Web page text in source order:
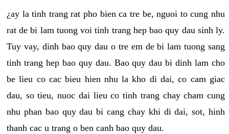
¿ay la tinh trang rat pho bien ca tre be, nguoi to cung nhu
rat de bi lam tuong voi tinh trang hep bao quy dau sinh ly.
Tuy vay, dinh bao quy dau o tre em de bi lam tuong sang
tinh trang hep bao quy dau. Bao quy dau bi dinh lam cho
be lieu co cac bieu hien nhu la kho di dai, co cam giac
dau, so tieu, nuoc dai lieu co tinh trang chay cham cung
nhu phan bao quy dau bi cang chay khi di dai, sot, hinh
thanh cac u trang o ben canh bao quy dau.